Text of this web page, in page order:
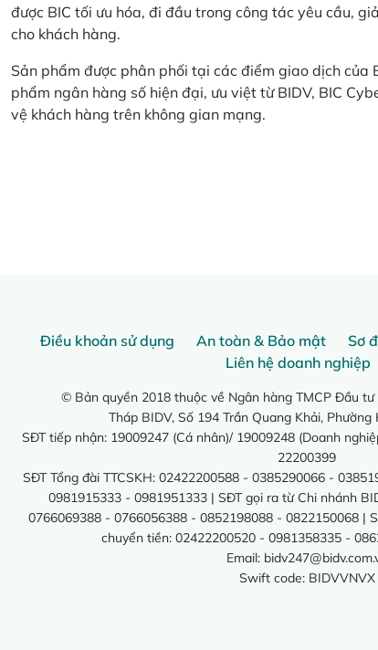
được BIC tối ưu hóa, đi đầu trong công tác yêu cầu,
cho khách hàng.
Sản phẩm được phân phối tại các điểm giao dịch
phẩm ngân hàng số hiện đại, ưu việt từ BIDV, BIC
vệ khách hàng trên không gian mạng.
Điều khoản sử dụng An toàn & Bảo mật Sơ
Liên hệ doanh nghiệp
© Bản quyền 2018 thuộc về Ngân hàng TMCP Đầu
Tháp BIDV, Số 194 Trần Quang Khải, Phường
SĐT tiếp nhận: 19009247 (Cá nhân)/ 19009248 (Doanh
22200399
SĐT Tổng đài TTCSKH: 02422200588 - 0385290066 -
0981915333 - 0981951333 | SĐT gọi ra từ Chi nhánh
0766069388 - 0766056388 - 0852198088 - 0822150068 |
chuyển tiền: 02422200520 - 0981358335 -
Email:
Swift code: BIDVVNVX